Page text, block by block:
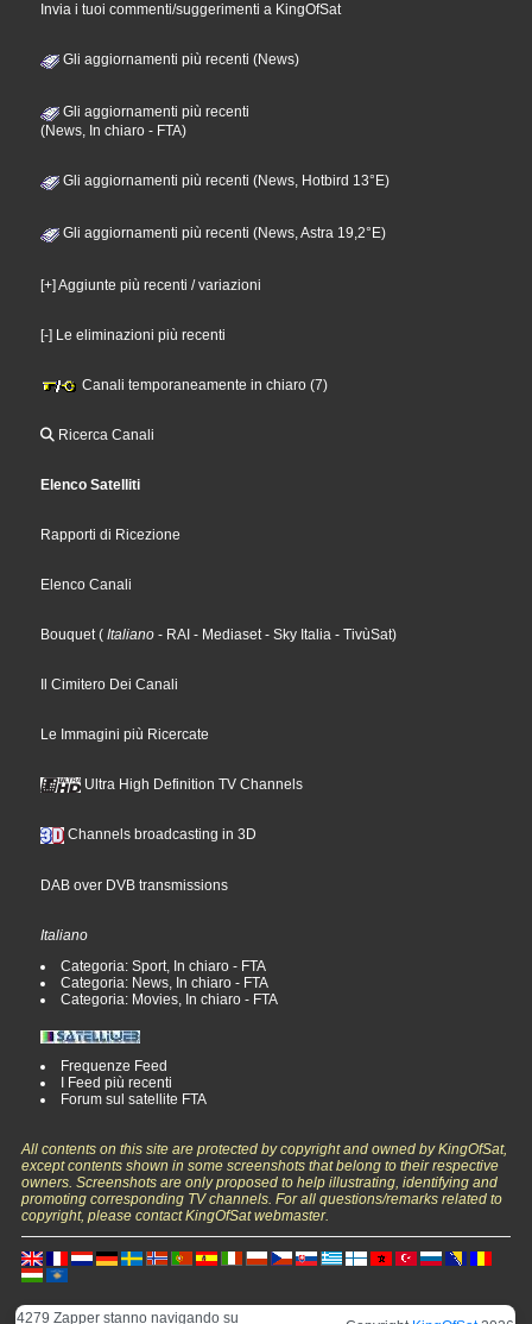
Invia i tuoi commenti/suggerimenti a KingOfSat
Gli aggiornamenti più recenti (News)
Gli aggiornamenti più recenti
(News, In chiaro - FTA)
Gli aggiornamenti più recenti (News, Hotbird 13°E)
Gli aggiornamenti più recenti (News, Astra 19,2°E)
[+] Aggiunte più recenti / variazioni
[-] Le eliminazioni più recenti
Canali temporaneamente in chiaro (7)
Ricerca Canali
Elenco Satelliti
Rapporti di Ricezione
Elenco Canali
Bouquet( Italiano - RAI - Mediaset- Sky Italia - TivùSat)
Il Cimitero Dei Canali
Le Immagini più Ricercate
Ultra High Definition TV Channels
Channels broadcasting in 3D
DAB over DVB transmissions
Italiano
Categoria: Sport, In chiaro - FTA
Categoria: News, In chiaro - FTA
Categoria: Movies, In chiaro - FTA
Frequenze Feed
I Feed più recenti
Forum sul satellite FTA
All contents on this site are protected by copyright and owned by KingOfSat,
except contents shown in some screenshots that belong to their respective
owners. Screenshots are only proposed to help illustrating, identifying and
promoting corresponding TV channels. For all questions/remarks related to
copyright, please contact KingOfSat webmaster.
4279 Zapper stanno navigando su